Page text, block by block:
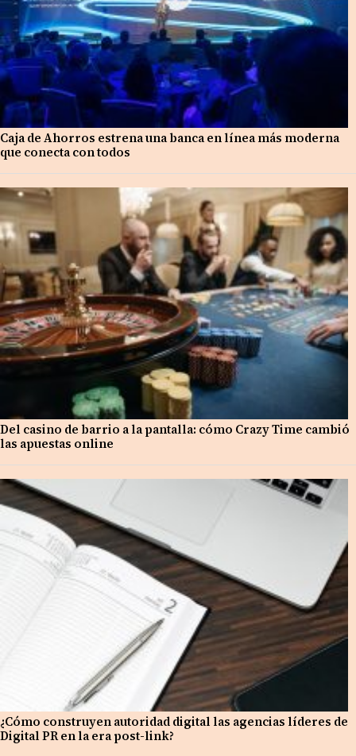
Caja de Ahorros estrena una banca en línea más moderna
que conecta con todos
Del casino de barrio a la pantalla: cómo Crazy Time cambió
las apuestas online
¿Cómo construyen autoridad digital las agencias líderes de
Digital PR en la era post-link?